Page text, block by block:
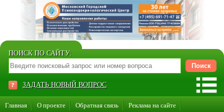
ПОИСК ПО САЙТУ:
ЗАДАТЬ НОВЫЙ ВОПРОС
Главная О проекте Обратная связь Реклама на сайте